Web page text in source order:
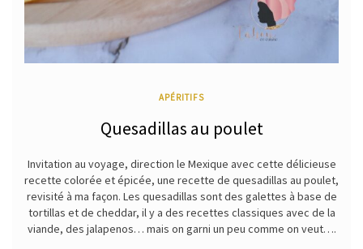
APÉRITIFS
Quesadillas au poulet
Invitation au voyage, direction le Mexique avec cette délicieuse
recette colorée et épicée, une recette de quesadillas au poulet,
revisité à ma façon. Les quesadillas sont des galettes à base de
tortillas et de cheddar, il y a des recettes classiques avec de la
viande, des jalapenos… mais on garni un peu comme on veut….